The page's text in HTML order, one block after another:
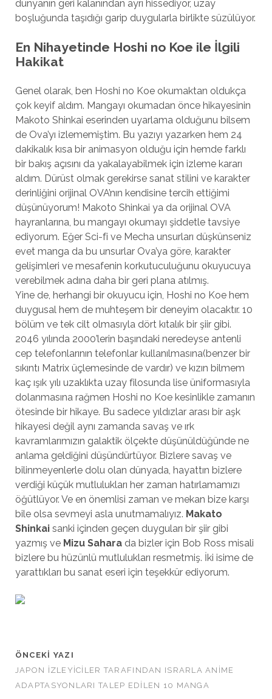
dünyanın geri kalanından ayrı hissediyor, uzay
boşluğunda taşıdığı garip duygularla birlikte süzülüyor.
En Nihayetinde Hoshi no Koe ile İlgili
Hakikat
Genel olarak, ben Hoshi no Koe okumaktan oldukça
çok keyif aldım. Mangayı okumadan önce hikayesinin
Makoto Shinkai eserinden uyarlama olduğunu bilsem
de Ova’yı izlememiştim. Bu yazıyı yazarken hem 24
dakikalık kısa bir animasyon olduğu için hemde farklı
bir bakış açısını da yakalayabilmek için izleme kararı
aldım. Dürüst olmak gerekirse sanat stilini ve karakter
derinliğini orijinal OVA’nın kendisine tercih ettiğimi
düşünüyorum! Makoto Shinkai ya da orijinal OVA
hayranlarına, bu mangayı okumayı şiddetle tavsiye
ediyorum. Eğer Sci-fi ve Mecha unsurları düşkünseniz
evet manga da bu unsurlar Ova’ya göre, karakter
gelişimleri ve mesafenin korkutuculuğunu okuyucuya
verebilmek adına daha bir geri plana atılmış.
Yine de, herhangi bir okuyucu için, Hoshi no Koe hem
duygusal hem de muhteşem bir deneyim olacaktır. 10
bölüm ve tek cilt olmasıyla dört kıtalık bir şiir gibi.
2046 yılında 2000’lerin başındaki neredeyse antenli
cep telefonlarının telefonlar kullanılmasına(benzer bir
sıkıntı Matrix üçlemesinde de vardır) ve kızın bilmem
kaç ışık yılı uzaklıkta uzay filosunda lise üniformasıyla
dolanmasına rağmen Hoshi no Koe kesinlikle zamanın
ötesinde bir hikaye. Bu sadece yıldızlar arası bir aşk
hikayesi değil aynı zamanda savaş ve ırk
kavramlarımızın galaktik ölçekte düşünüldüğünde ne
anlama geldiğini düşündürtüyor. Bizlere savaş ve
bilinmeyenlerle dolu olan dünyada, hayattın bizlere
verdiği küçük mutlulukları her zaman hatırlamamızı
öğütlüyor. Ve en önemlisi zaman ve mekan bize karşı
bile olsa sevmeyi asla unutmamalıyız. Makato
Shinkaisanki içinden geçen duyguları bir şiir gibi
yazmış ve Mizu Saharada bizler için Bob Ross misali
bizlere bu hüzünlü mutlulukları resmetmiş. İki isime de
yarattıkları bu sanat eseri için teşekkür ediyorum.
ÖNCEKI YAZI
JAPON İZLEYICILER TARAFINDAN ISRARLA ANIME
ADAPTASYONLARI TALEP EDILEN 10 MANGA